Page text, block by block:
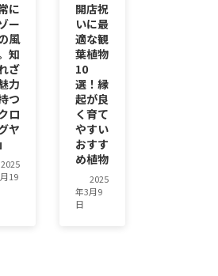
に
ー
風
知
ざ
力
つ
ロ
ヤ
2025
19
開店祝
いに最
適な観
葉植物
10
選！縁
起が良
く育て
やすい
おすす
め植物
2025
年3月9
日